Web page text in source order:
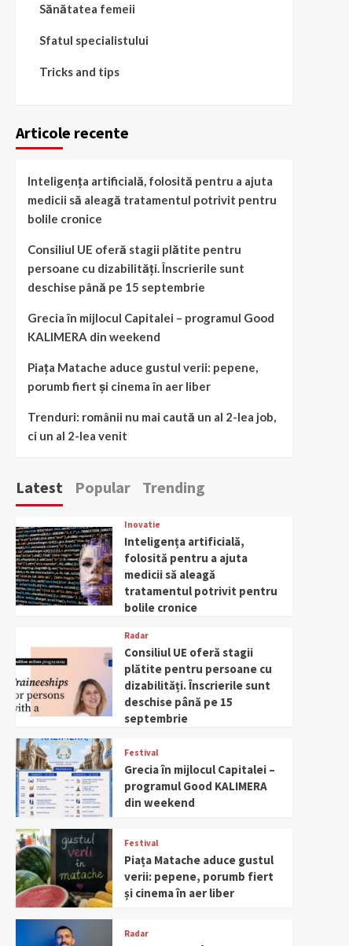
Sănătatea femeii
Sfatul specialistului
Tricks and tips
Articole recente
Inteligența artificială, folosită pentru a ajuta
medicii să aleagă tratamentul potrivit pentru
bolile cronice
Consiliul UE oferă stagii plătite pentru
persoane cu dizabilități. Înscrierile sunt
deschise până pe 15 septembrie
Grecia în mijlocul Capitalei – programul Good
KALIMERA din weekend
Piața Matache aduce gustul verii: pepene,
porumb fiert și cinema în aer liber
Trenduri: românii nu mai caută un al 2-lea job,
ci un al 2-lea venit
Latest Popular Trending
Inovatie
Inteligența artificială,
folosită pentru a ajuta
medicii să aleagă
tratamentul potrivit pentru
bolile cronice
Radar
Consiliul UE oferă stagii
plătite pentru persoane cu
dizabilități. Înscrierile sunt
deschise până pe 15
septembrie
Festival
Grecia în mijlocul Capitalei –
programul Good KALIMERA
din weekend
Festival
Piața Matache aduce gustul
verii: pepene, porumb fiert
și cinema în aer liber
Radar